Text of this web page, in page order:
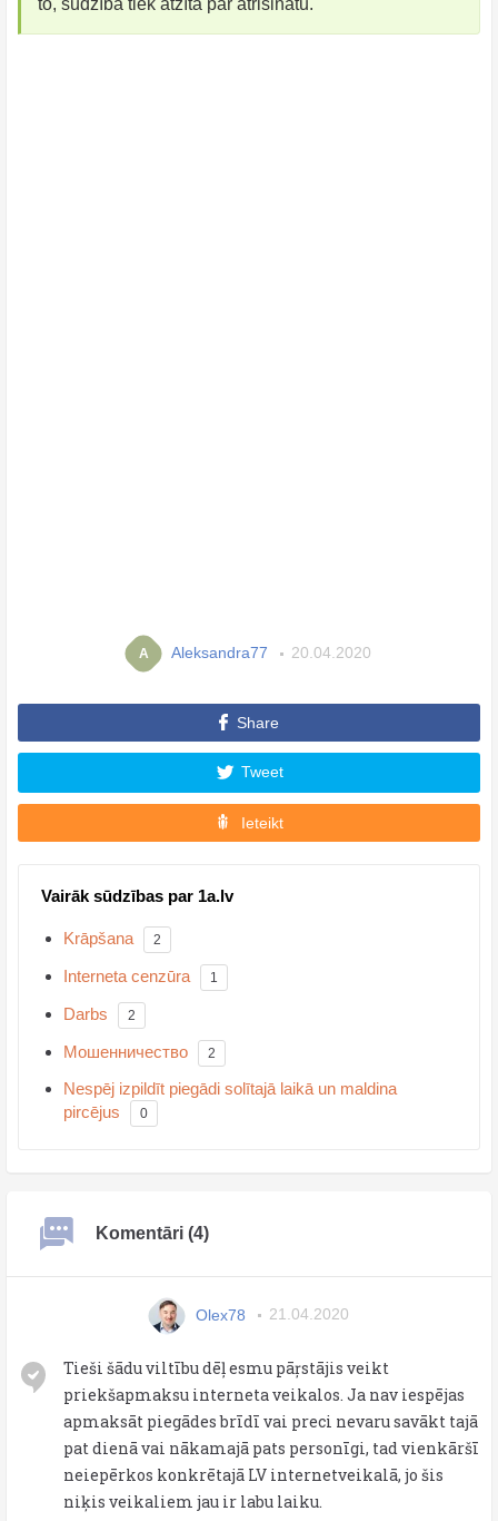
to, sūdzība tiek atzīta par atrisinātu.
A Aleksandra77 20.04.2020
Share
Tweet
Ieteikt
Vairāk sūdzības par 1a.lv
Krāpšana 2
Interneta cenzūra 1
Darbs 2
Мошенничество 2
Nespēj izpildīt piegādi solītajā laikā un maldina
pircējus
0
Komentāri (4)
Olex78 21.04.2020
Tieši šādu viltību dēļ esmu pāŗstājis veikt
priekšapmaksu interneta veikalos. Ja nav iespējas
apmaksāt piegādes brīdī vai preci nevaru savākt tajā
pat dienā vai nākamajā pats personīgi, tad vienkāršī
neiepērkos konkrētajā LV internetveikalā, jo šis
niķis veikaliem jau ir labu laiku.